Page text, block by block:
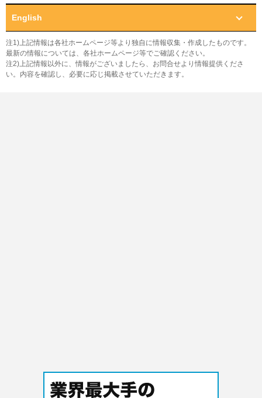
English
注1)上記情報は各社ホームページ等より独自に情報収集・作成したものです。
最新の情報については、各社ホームページ等でご確認ください。
注2)上記情報以外に、情報がございましたら、お問合せより情報提供くださ
い。内容を確認し、必要に応じ掲載させていただきます。